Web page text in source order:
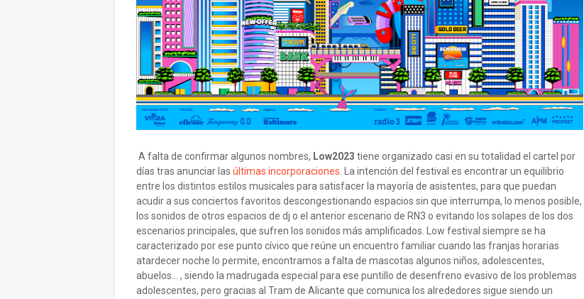
A falta de confirmar algunos nombres, Low2023 tiene organizado casi en su totalidad el cartel por
días tras anunciar las últimas incorporaciones . La intención del festival es encontrar un equilibrio
entre los distintos estilos musicales para satisfacer la mayoría de asistentes, para que puedan
acudir a sus conciertos favoritos descongestionando espacios sin que interrumpa, lo menos posible,
los sonidos de otros espacios de dj o el anterior escenario de RN3 o evitando los solapes de los dos
escenarios principales, que sufren los sonidos más amplificados. Low festival siempre se ha
caracterizado por ese punto cívico que reúne un encuentro familiar cuando las franjas horarias
atardecer noche lo permite, encontramos a falta de mascotas algunos niños, adolescentes,
abuelos... , siendo la madrugada especial para ese puntillo de desenfreno evasivo de los problemas
adolescentes, pero gracias al Tram de Alicante que comunica los alrededores sigue siendo un